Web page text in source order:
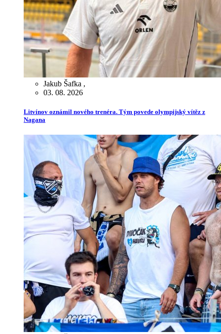
Jakub Šafka ,
03. 08. 2026
Litvínov oznámil nového trenéra. Tým povede olympijský vítěz z
Nagana